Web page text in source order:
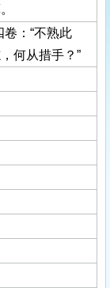
：“不熟此
何从措手？”